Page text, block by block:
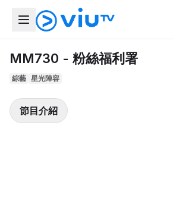
MM730 - 粉絲福利署
綜藝 星光陣容
節目介紹